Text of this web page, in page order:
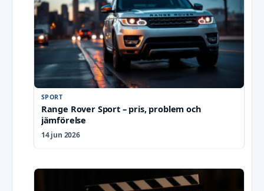
SPORT
Range Rover Sport – pris, problem och
jämförelse
14 jun 2026